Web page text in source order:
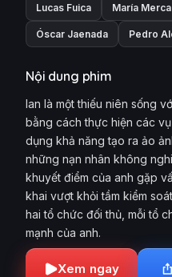
Lucas Fuica María
Óscar Jaenada Pedro
Nội dung phim
Ian là một thiếu niên sống
bằng cách thực hiện các
dụng khả năng tạo ra ảo
những nạn nhân không
khuyết điểm của anh gặp
khai vượt khỏi tầm kiểm
hai tổ chức đối thủ, mỗi tổ
mạnh của anh.
Xem ngay